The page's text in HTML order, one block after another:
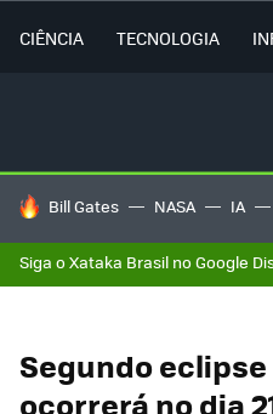
CIÊNCIA TECNOLOGIA
TENDÊNCIAS DO DIA
Bill Gates NASA IA
Siga o Xataka Brasil no Google
Segundo
ocorrerá no dia